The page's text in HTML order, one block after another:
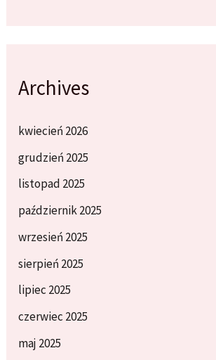
Archives
kwiecień 2026
grudzień 2025
listopad 2025
październik 2025
wrzesień 2025
sierpień 2025
lipiec 2025
czerwiec 2025
maj 2025